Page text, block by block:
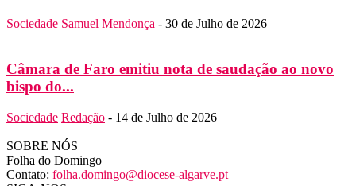
Sociedade Samuel Mendonça - 30 de Julho de 2026
Câmara de Faro emitiu nota de saudação ao novo
bispo do...
Sociedade Redação - 14 de Julho de 2026
SOBRE NÓS
Folha do Domingo
Contato: folha.domingo@diocese-algarve.pt